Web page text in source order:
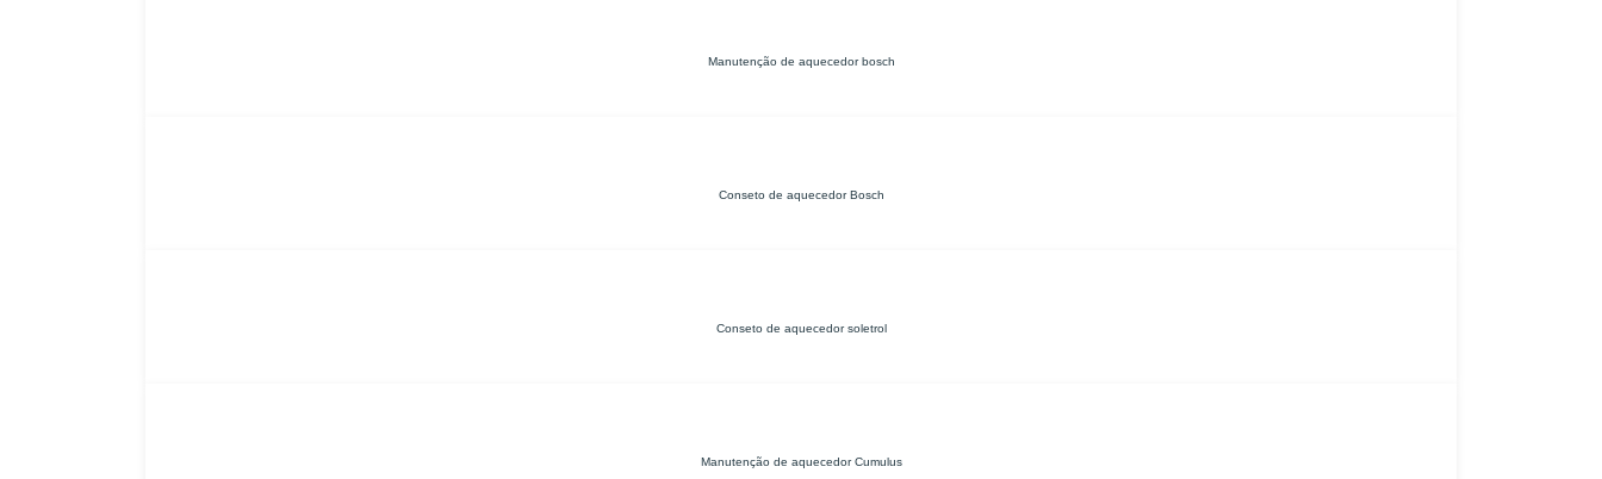
Manutenção de aquecedor bosch
Conseto de aquecedor Bosch
Conseto de aquecedor soletrol
Manutenção de aquecedor Cumulus